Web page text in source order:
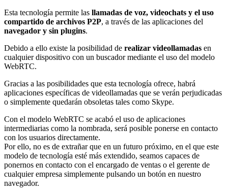
Esta tecnología permite las llamadas de voz, videochats y el uso
compartido de archivos P2P, a través de las aplicaciones del
navegador y sin plugins.
Debido a ello existe la posibilidad de realizar videollamadas en
cualquier dispositivo con un buscador mediante el uso del modelo
WebRTC.
Gracias a las posibilidades que esta tecnología ofrece, habrá
aplicaciones específicas de videollamadas que se verán perjudicadas
o simplemente quedarán obsoletas tales como Skype.
Con el modelo WebRTC se acabó el uso de aplicaciones
intermediarias como la nombrada, será posible ponerse en contacto
con los usuarios directamente.
Por ello, no es de extrañar que en un futuro próximo, en el que este
modelo de tecnología esté más extendido, seamos capaces de
ponernos en contacto con el encargado de ventas o el gerente de
cualquier empresa simplemente pulsando un botón en nuestro
navegador.